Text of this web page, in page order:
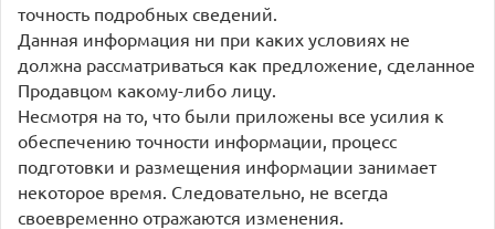
точность подробных сведений.
Данная информация ни при каких условиях не
должна рассматриваться как предложение, сделанное
Продавцом какому-либо лицу.
Несмотря на то, что были приложены все усилия к
обеспечению точности информации, процесс
подготовки и размещения информации занимает
некоторое время. Следовательно, не всегда
своевременно отражаются изменения.